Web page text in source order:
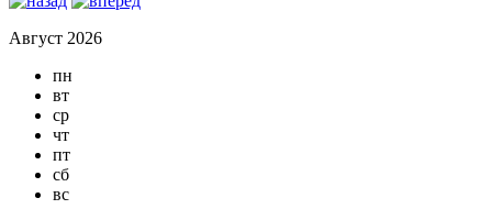
Август 2026
пн
вт
ср
чт
пт
сб
вс